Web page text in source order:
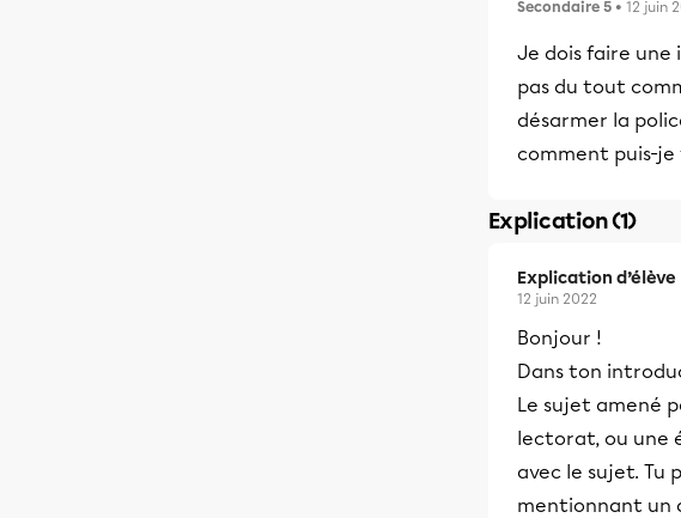
Secondaire 5 • 12 juin
Je dois faire
pas du tout
désarmer la
comment puis-je
Explication (1)
Explication d’élève
12 juin 2022
Bonjour !
Dans ton
Le sujet amené
lectorat, ou une
avec le sujet. Tu
mentionnant un